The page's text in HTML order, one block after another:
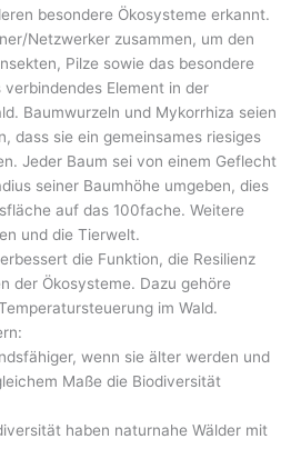
besondere Ökosysteme erkannt.
Netzwerker zusammen, um den
Pilze sowie das besondere
Element in der
Baumwurzeln und Mykorrhiza seien
dass sie ein gemeinsames riesiges
Jeder Baum sei von einem Geflecht
seiner Baumhöhe umgeben, dies
auf das 100fache. Weitere
und die Tierwelt.
die Funktion, die Resilienz
der Ökosysteme. Dazu gehöre
im Wald.
wenn sie älter werden und
Maße die Biodiversität
haben naturnahe Wälder mit